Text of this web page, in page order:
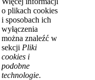
o plikach cookies
i sposobach ich
wyłączenia
można znaleźć w
sekcji Pliki
cookies i
podobne
technologie.